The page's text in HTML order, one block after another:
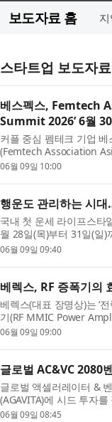
보도자료 홈
스타트업 보도자료
베스펙스, Femtech
Summit 2026’ 6월
커플 중심 펨테크 기업
(Femtech Association
2026, ...
06월 09일 10:00
행운도 관리하는 시
국내 첫 운세 라이프스타
월 28일(목)부터 31일(일
을 ...
06월 09일 09:40
베렉스, RF 증폭기의
베렉스(대표 장명상)는 ‘
기(RF MMIC Power
고주...
06월 09일 09:00
글로벌 AC&VC 2080
글로벌 액셀러레이터 &
(AGAVITA)에 시드 투자
의 기술 고도화...
06월 09일 08:45